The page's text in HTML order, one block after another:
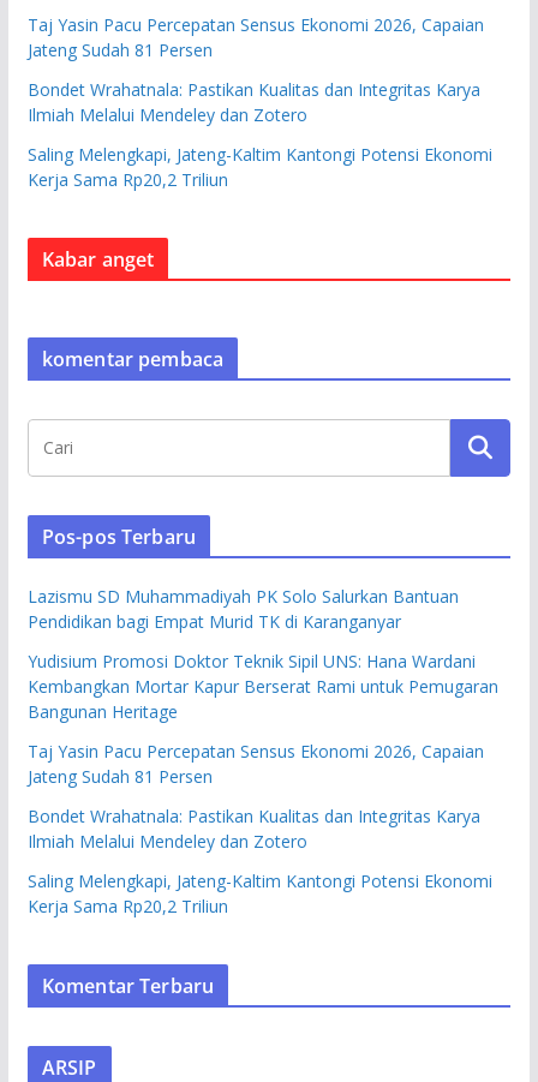
Taj Yasin Pacu Percepatan Sensus Ekonomi 2026, Capaian
Jateng Sudah 81 Persen
Bondet Wrahatnala: Pastikan Kualitas dan Integritas Karya
Ilmiah Melalui Mendeley dan Zotero
Saling Melengkapi, Jateng-Kaltim Kantongi Potensi Ekonomi
Kerja Sama Rp20,2 Triliun
Kabar anget
komentar pembaca
Pos-pos Terbaru
Lazismu SD Muhammadiyah PK Solo Salurkan Bantuan
Pendidikan bagi Empat Murid TK di Karanganyar
Yudisium Promosi Doktor Teknik Sipil UNS: Hana Wardani
Kembangkan Mortar Kapur Berserat Rami untuk Pemugaran
Bangunan Heritage
Taj Yasin Pacu Percepatan Sensus Ekonomi 2026, Capaian
Jateng Sudah 81 Persen
Bondet Wrahatnala: Pastikan Kualitas dan Integritas Karya
Ilmiah Melalui Mendeley dan Zotero
Saling Melengkapi, Jateng-Kaltim Kantongi Potensi Ekonomi
Kerja Sama Rp20,2 Triliun
Komentar Terbaru
ARSIP